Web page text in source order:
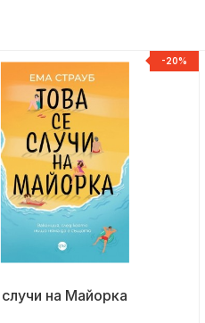
-20%
на Майорка